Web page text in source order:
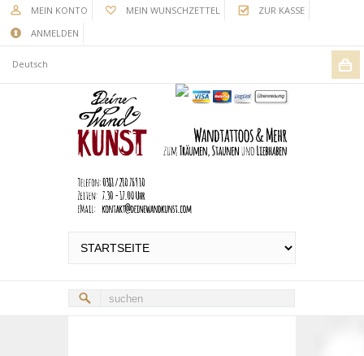
MEIN KONTO MEIN WUNSCHZETTEL
ZUR KASSE
ANMELDEN
Deutsch